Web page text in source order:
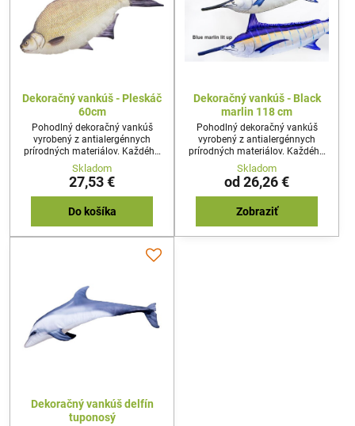
Dekoračný vankúš - Pleskáč
60cm
Pohodlný dekoračný vankúš
vyrobený z antialergénnych
prírodných materiálov. Každého
prekvapí reálny tvar a dizajn
vankúša. Najideálnejší darček pre
každého nadšenca rybolovu,
alebo milovníka prírody.
Skladom
27,53 €
Do košíka
Dekoračný vankúš - Black
marlin 118 cm
Pohodlný dekoračný vankúš
vyrobený z antialergénnych
prírodných materiálov. Každého
prekvapí reálny tvar a dizajn
vankúša. Najideálnejší darček pre
každého nadšenca rybolovu,
alebo milovníka prírody.
Skladom
od 26,26 €
Zobraziť
Dekoračný vankúš delfín
tuponosý